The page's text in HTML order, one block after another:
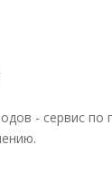
- сервис по